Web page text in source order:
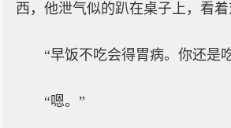
西，他泄气似的趴在桌子上，看着
“早饭不吃会得胃病。你还是
“嗯。”